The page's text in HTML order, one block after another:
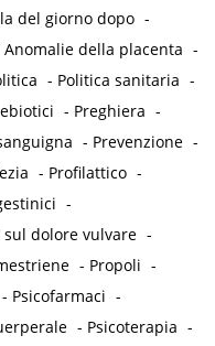
del giorno dopo -
Anomalie della placenta -
- Politica sanitaria -
- Preghiera -
- Prevenzione -
- Profilattico -
-
sul dolore vulvare -
- Propoli -
- Psicofarmaci -
- Psicoterapia -